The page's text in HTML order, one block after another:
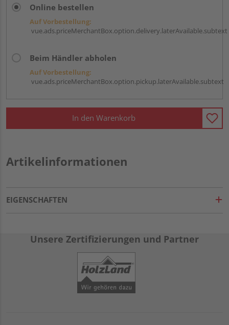
Online bestellen
Auf Vorbestellung:
vue.ads.priceMerchantBox.option.delivery.laterAvailable.subtext
Beim Händler abholen
Auf Vorbestellung:
vue.ads.priceMerchantBox.option.pickup.laterAvailable.subtext
In den Warenkorb
Artikelinformationen
EIGENSCHAFTEN
Unsere Zertifizierungen und Partner